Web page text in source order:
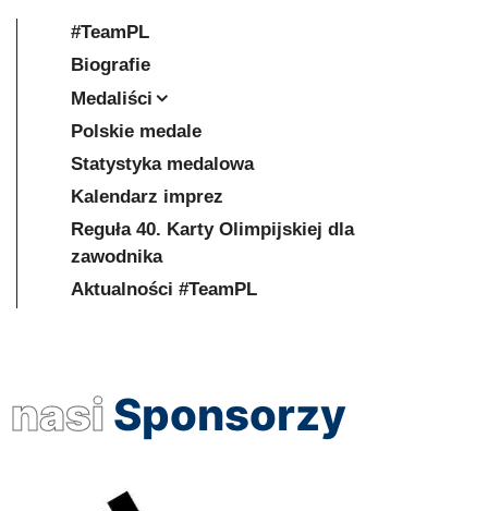
#TeamPL
Biografie
Medaliści
Polskie medale
Statystyka medalowa
Kalendarz imprez
Reguła 40. Karty Olimpijskiej dla
zawodnika
Aktualności #TeamPL
nasi Sponsorzy